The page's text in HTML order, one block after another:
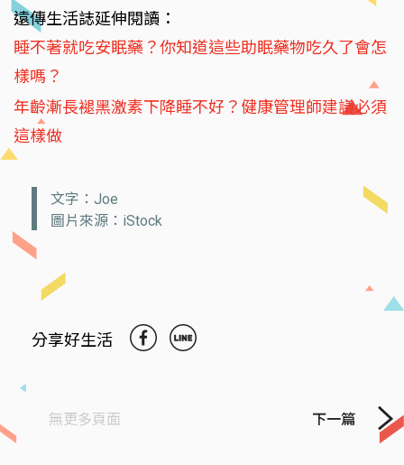
遠傳生活誌延伸閱讀：
睡不著就吃安眠藥？你知道這些助眠藥物吃久了會怎
樣嗎？
年齡漸長褪黑激素下降睡不好？健康管理師建議必須
這樣做
文字：Joe
圖片來源：iStock
分享好生活
無更多頁面 下一篇